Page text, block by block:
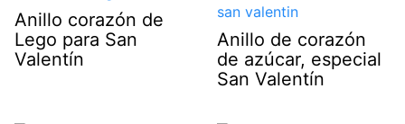
Anillo corazón de
Lego para San
Valentín
Anillo de corazón
de azúcar, especial
San Valentín